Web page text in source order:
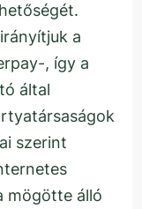
a
, így a
által
szerint
mögötte álló